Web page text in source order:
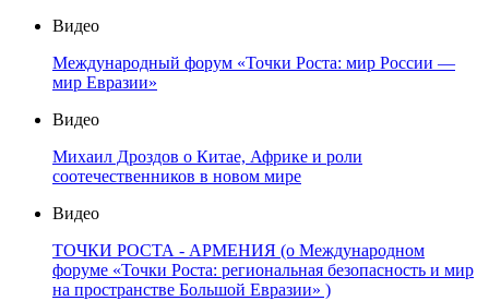
Видео
Международный форум «Точки Роста: мир России —
мир Евразии»
Видео
Михаил Дроздов о Китае, Африке и роли
соотечественников в новом мире
Видео
ТОЧКИ РОСТА - АРМЕНИЯ (о Международном
форуме «Точки Роста: региональная безопасность и мир
на пространстве Большой Евразии» )